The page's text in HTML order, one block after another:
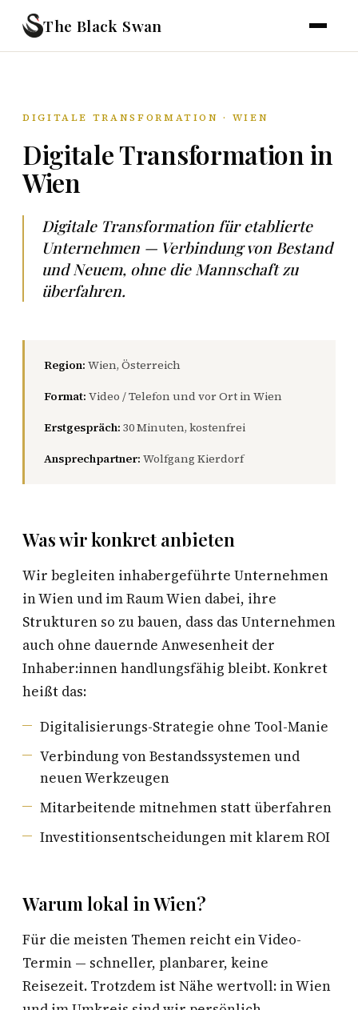
The Black Swan
DIGITALE TRANSFORMATION · WIEN
Digitale Transformation in
Wien
Digitale Transformation für etablierte
Unternehmen — Verbindung von Bestand
und Neuem, ohne die Mannschaft zu
überfahren.
Region: Wien, Österreich
Format: Video / Telefon und vor Ort in Wien
Erstgespräch: 30 Minuten, kostenfrei
Ansprechpartner: Wolfgang Kierdorf
Was wir konkret anbieten
Wir begleiten inhabergeführte Unternehmen
in Wien und im Raum Wien dabei, ihre
Strukturen so zu bauen, dass das Unternehmen
auch ohne dauernde Anwesenheit der
Inhaber:innen handlungsfähig bleibt. Konkret
heißt das:
Digitalisierungs-Strategie ohne Tool-Manie
Verbindung von Bestandssystemen und
neuen Werkzeugen
Mitarbeitende mitnehmen statt überfahren
Investitionsentscheidungen mit klarem ROI
Warum lokal in Wien?
Für die meisten Themen reicht ein Video-
Termin — schneller, planbarer, keine
Reisezeit. Trotzdem ist Nähe wertvoll: in Wien